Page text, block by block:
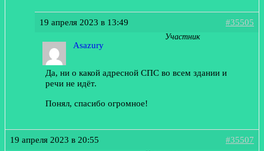
19 апреля 2023 в 13:49 #35505
Asazury
Участник
Да, ни о какой адресной СПС во всем здании и
речи не идёт.
Понял, спасибо огромное!
19 апреля 2023 в 20:55 #35507